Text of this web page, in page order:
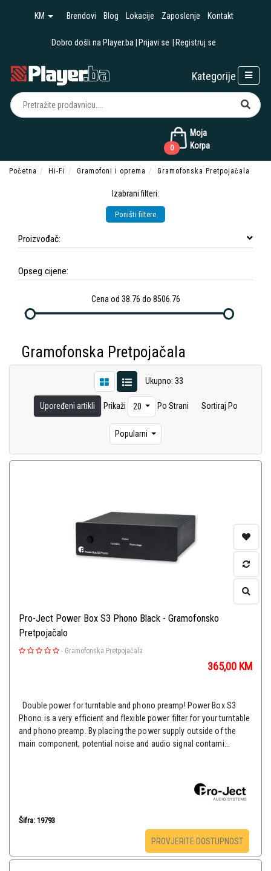
KM Brendovi Blog Lokacije Zaposlenje Kontakt
Dobro došli na Player.ba Prijavi se Registruj se
Moja
Korpa
0
Kategorije
Početna Hi-Fi Gramofoni i oprema Gramofonska Pretpojačala
Izabrani filteri:
Poništi filtere
Proizvođač:
Opseg cijene:
Cena od 38.76 do 8506.76
Gramofonska Pretpojačala
Ukupno: 33
Upoređeni artikli Prikaži 20 Po Strani Sortiraj Po
Popularni
Pro-Ject Power Box S3 Phono Black - Gramofonsko
Pretpojačalo
- Gramofonska Pretpojačala
365,00 KM
Double power for turntable and phono preamp! Power Box S3
Phono is a very efficient and flexible power filter for your turntable
and phono preamp. By placing the power supply outside of the
main component, potential noise and audio signal contami...
Šifra: 19793
PROVJERITE DOSTUPNOST